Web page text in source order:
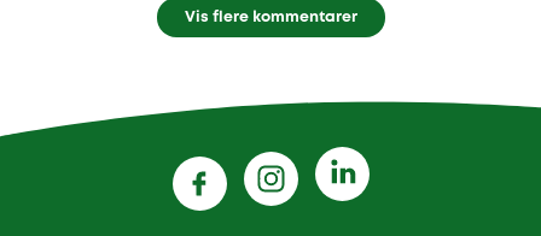
Vis flere kommentarer